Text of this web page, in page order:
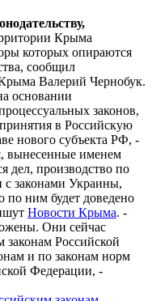
Крыма
которых опираются
сообщил
Валерий Чернобук.
основании
законов,
в Российскую
нового субъекта РФ, -
вынесенные именем
дел, производство по
с законами Украины,
по ним будет доведено
Новости Крыма. -
Они сейчас
законам Российской
и по законам норм
Федерации, -